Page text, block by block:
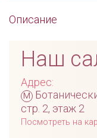
Описание
Наш
Адрес:
м
стр. 2, этаж 2
Посмотреть на